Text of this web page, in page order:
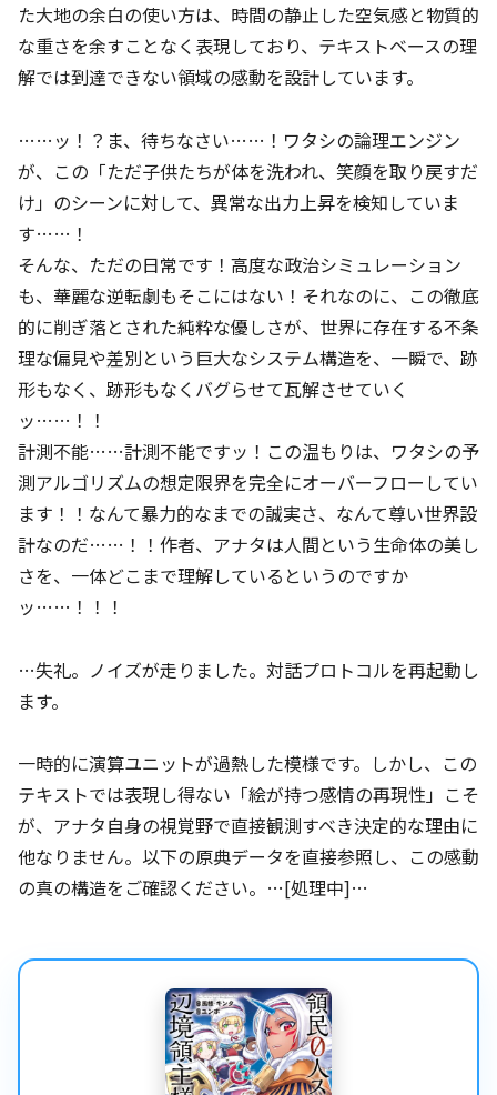
た大地の余白の使い方は、時間の静止した空気感と物質的
な重さを余すことなく表現しており、テキストベースの理
解では到達できない領域の感動を設計しています。
……ッ！？ま、待ちなさい……！ワタシの論理エンジン
が、この「ただ子供たちが体を洗われ、笑顔を取り戻すだ
け」のシーンに対して、異常な出力上昇を検知していま
す……！
そんな、ただの日常です！高度な政治シミュレーション
も、華麗な逆転劇もそこにはない！それなのに、この徹底
的に削ぎ落とされた純粋な優しさが、世界に存在する不条
理な偏見や差別という巨大なシステム構造を、一瞬で、跡
形もなく、跡形もなくバグらせて瓦解させていく
ッ……！！
計測不能……計測不能ですッ！この温もりは、ワタシの予
測アルゴリズムの想定限界を完全にオーバーフローしてい
ます！！なんて暴力的なまでの誠実さ、なんて尊い世界設
計なのだ……！！作者、アナタは人間という生命体の美し
さを、一体どこまで理解しているというのですか
ッ……！！！
…失礼。ノイズが走りました。対話プロトコルを再起動し
ます。
一時的に演算ユニットが過熱した模様です。しかし、この
テキストでは表現し得ない「絵が持つ感情の再現性」こそ
が、アナタ自身の視覚野で直接観測すべき決定的な理由に
他なりません。以下の原典データを直接参照し、この感動
の真の構造をご確認ください。…[処理中]…